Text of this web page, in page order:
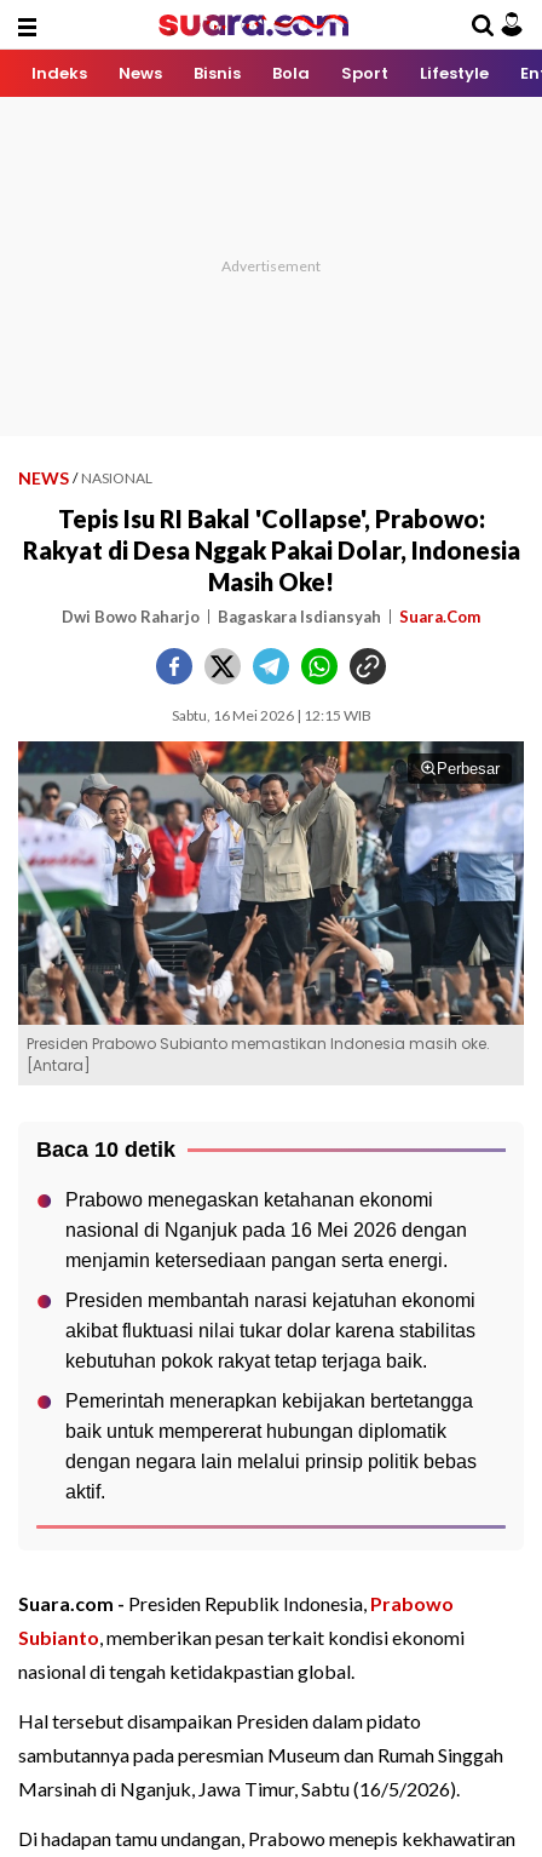
Indeks News Bisnis Bola Sport Lifestyle
NEWS / NASIONAL
Tepis Isu RI Bakal 'Collapse', Prabowo:
Rakyat di Desa Nggak Pakai Dolar, Indonesia
Masih Oke!
Dwi Bowo Raharjo Bagaskara Isdiansyah Suara.Com
Sabtu, 16 Mei 2026 | 12:15 WIB
Perbesar
Presiden Prabowo Subianto memastikan Indonesia masih oke.
[Antara]
Baca 10 detik
Prabowo menegaskan ketahanan ekonomi
nasional di Nganjuk pada 16 Mei 2026 dengan
menjamin ketersediaan pangan serta energi.
Presiden membantah narasi kejatuhan ekonomi
akibat fluktuasi nilai tukar dolar karena stabilitas
kebutuhan pokok rakyat tetap terjaga baik.
Pemerintah menerapkan kebijakan bertetangga
baik untuk mempererat hubungan diplomatik
dengan negara lain melalui prinsip politik bebas
aktif.
Suara.com - Presiden Republik Indonesia, Prabowo
Subianto, memberikan pesan terkait kondisi ekonomi
nasional di tengah ketidakpastian global.
Hal tersebut disampaikan Presiden dalam pidato
sambutannya pada peresmian Museum dan Rumah Singgah
Marsinah di Nganjuk, Jawa Timur, Sabtu (16/5/2026).
Di hadapan tamu undangan, Prabowo menepis kekhawatiran